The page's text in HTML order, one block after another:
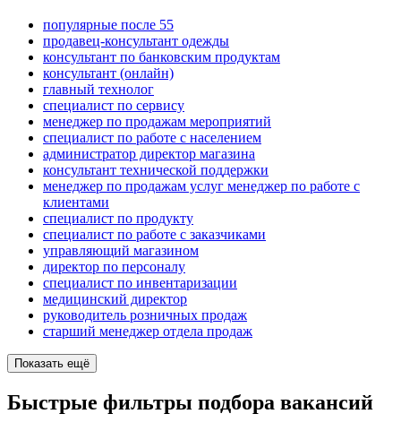
популярные после 55
продавец-консультант одежды
консультант по банковским продуктам
консультант (онлайн)
главный технолог
специалист по сервису
менеджер по продажам мероприятий
специалист по работе с населением
администратор директор магазина
консультант технической поддержки
менеджер по продажам услуг менеджер по работе с
клиентами
специалист по продукту
специалист по работе с заказчиками
управляющий магазином
директор по персоналу
специалист по инвентаризации
медицинский директор
руководитель розничных продаж
старший менеджер отдела продаж
Показать ещё
Быстрые фильтры подбора вакансий